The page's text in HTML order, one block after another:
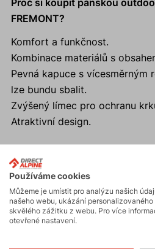
Proč si koupit pánskou
FREMONT?
Komfort a funkčnost.
Kombinace materiálů s
Pevná kapuce s vícesměrným
lze bundu sbalit.
Zvýšený límec pro ochranu
Atraktivní design.
Aktivity
Turistika
Používáme cookies
Můžeme je umístit pro analýzu našich
našeho webu, ukázání
skvělého zážitku z webu. Pro více
otevřené nastavení.